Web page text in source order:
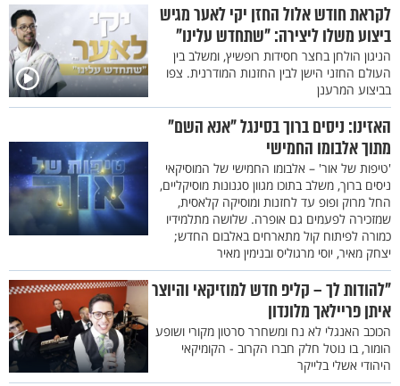
לקראת חודש אלול החזן יקי לאער מגיש
ביצוע משלו ליצירה: "שתחדש עלינו"
הניגון הולחן בחצר חסידות רופשיץ, ומשלב בין
העולם החזני הישן לבין החזנות המודרנית. צפו
בביצוע המרענן
האזינו: ניסים ברוך בסינגל "אנא השם"
מתוך אלבומו החמישי
'טיפות של אור' – אלבומו החמישי של המוסיקאי
ניסים ברוך, משלב בתוכו מגוון סגנונות מוסיקליים,
החל מרוק ופופ עד לחזנות ומוסיקה קלאסית,
שמזכירה לפעמים גם אופרה. שלושה מתלמידיו
כמורה לפיתוח קול מתארחים באלבום החדש;
יצחק מאיר, יוסי מרגוליס ובנימין מאיר
"להודות לך – קליפ חדש למוזיקאי והיוצר
איתן פריילאך מלונדון
הכוכב האנגלי לא נח ומשחרר סרטון מקורי ושופע
הומור, בו נוטל חלק חברו הקרוב - הקומיקאי
היהודי אשלי בלייקר